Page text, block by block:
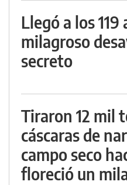
Llegó a los 119
milagroso
secreto
Tiraron 12 mil
cáscaras de
campo seco
floreció un